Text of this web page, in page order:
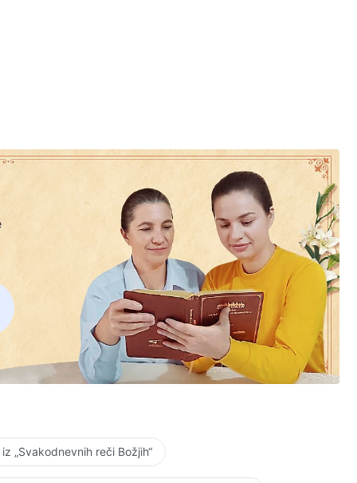
narav,
„Svakodnevnih reči Božjih“